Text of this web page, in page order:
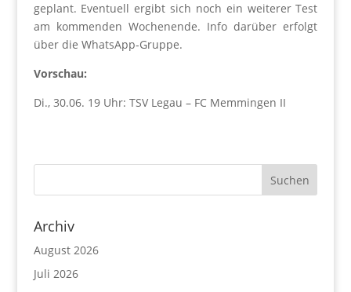
geplant. Eventuell ergibt sich noch ein weiterer Test
am kommenden Wochenende. Info darüber erfolgt
über die WhatsApp-Gruppe.
Vorschau:
Di., 30.06. 19 Uhr: TSV Legau – FC Memmingen II
Archiv
August 2026
Juli 2026